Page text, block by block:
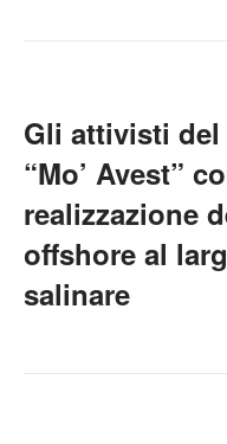
Gli attivisti
“Mo’ Avest”
realizzazione
offshore al
salinare